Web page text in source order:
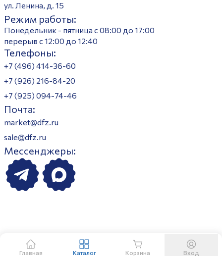
ул. Ленина, д. 15
Режим работы:
Понедельник - пятница с 08:00 до 17:00
перерыв с 12:00 до 12:40
Телефоны:
+7 (496) 414-36-60
+7 (926) 216-84-20
+7 (925) 094-74-46
Почта:
market@dfz.ru
sale@dfz.ru
Мессенджеры:
Главная Каталог Корзина Вход